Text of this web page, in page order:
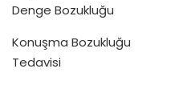
Denge Bozukluğu
Konuşma Bozukluğu
Tedavisi